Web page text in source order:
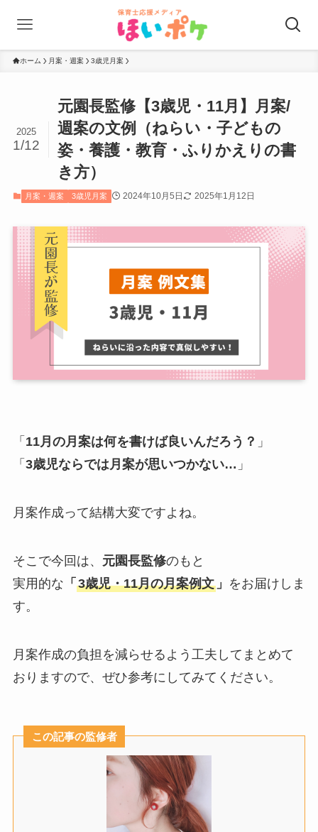
ホーム 月案・週案 3歳児月案
元園長監修【3歳児・11月】月案/
週案の文例（ねらい・子どもの
姿・養護・教育・ふりかえりの書
き方）
2025
1/12
月案・週案 3歳児月案 2024年10月5日 2025年1月12日
「 11月の月案は何を書けば良いんだろう？ 」
「 3歳児ならでは月案が思いつかない… 」
月案作成って結構大変ですよね。
そこで今回は、 元園長監修のもと
実用的な 「 3歳児・11月の月案例文」 をお届けしま
す。
月案作成の負担を減らせるよう工夫してまとめて
おりますので、ぜひ参考にしてみてください。
この記事の監修者